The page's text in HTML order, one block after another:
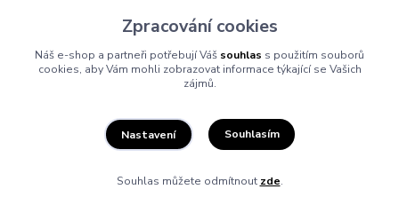
Tomáš Vlček
+420 702 090 443
volejte od 9,00 - 20,00 hod
info@elektromaterial.cz
Zpracování cookies
Náš e-shop a partneři potřebují Váš souhlas s použitím souborů
cookies, aby Vám mohli zobrazovat informace týkající se Vašich
zájmů.
Nastavení Souhlasím
Souhlas můžete odmítnout zde.